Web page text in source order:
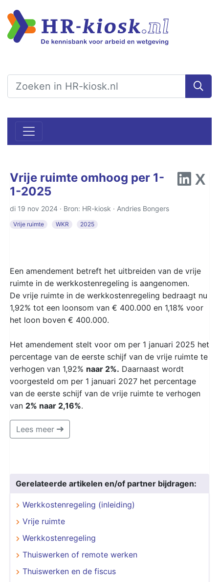
Vrije ruimte omhoog per 1-
1-2025
di 19 nov 2024 · Bron: HR-kiosk · Andries Bongers
Vrije ruimte WKR 2025
Een amendement betreft het uitbreiden van de vrije
ruimte in de werkkostenregeling is aangenomen.
De vrije ruimte in de werkkostenregeling bedraagt nu
1,92% tot een loonsom van € 400.000 en 1,18% voor
het loon boven € 400.000.
Het amendement stelt voor om per 1 januari 2025 het
percentage van de eerste schijf van de vrije ruimte te
verhogen van 1,92% naar 2%. Daarnaast wordt
voorgesteld om per 1 januari 2027 het percentage
van de eerste schijf van de vrije ruimte te verhogen
van 2% naar 2,16%.
Lees meer
Gerelateerde artikelen en/of partner bijdragen:
Werkkostenregeling (inleiding)
Vrije ruimte
Werkkostenregeling
Thuiswerken of remote werken
Thuiswerken en de fiscus